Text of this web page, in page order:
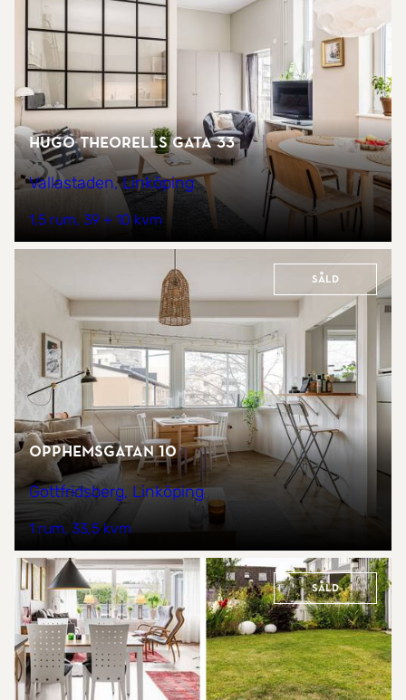
Hugo Theorells gata 33
Vallastaden, Linköping
1,5 rum 39 + 10 kvm
Såld
Opphemsgatan 10
Gottfridsberg, Linköping
1 rum 33,5 kvm
Såld